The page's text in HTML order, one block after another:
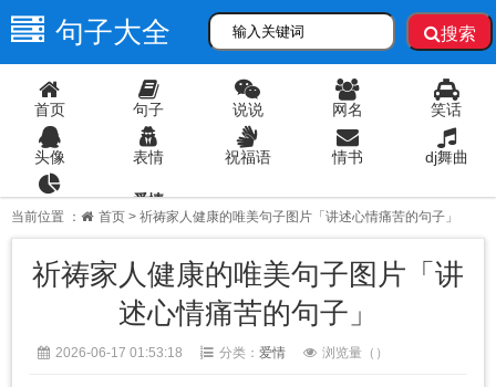
句子大全 搜索
首页 句子 说说 网名 笑话
头像 表情 祝福语 情书 dj舞曲
爱情
当前位置 ： 首页 > 祈祷家人健康的唯美句子图片「讲述心情痛苦的句子」
祈祷家人健康的唯美句子图片「讲
述心情痛苦的句子」
2026-06-17 01:53:18 分类： 爱情 浏览量（ ）